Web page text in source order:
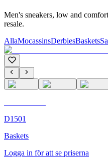
Men's sneakers, low and
resale.
AllaMocassinsDerbiesBaskets
D1501
Baskets
Logga in för att se priserna